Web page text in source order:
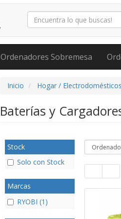
Ordenadores Sobremesa
Inicio Hogar / Electrodomésticos
Baterías y
Stock
Solo con Stock
Marcas
RYOBI (1)